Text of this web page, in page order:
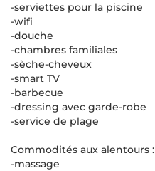
-serviettes pour la piscine
-wifi
-douche
-chambres familiales
-sèche-cheveux
-smart TV
-barbecue
-dressing avec garde-robe
-service de plage
Commodités aux alentours :
-massage